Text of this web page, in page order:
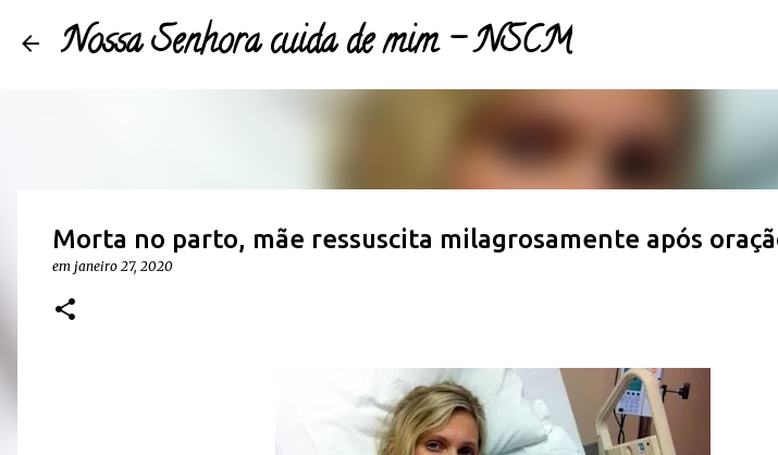
Nossa Senhora cuida de mim - NSCM
Morta no parto, mãe ressuscita milagrosamente após
em janeiro 27, 2020